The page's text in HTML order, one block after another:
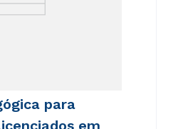
para
em